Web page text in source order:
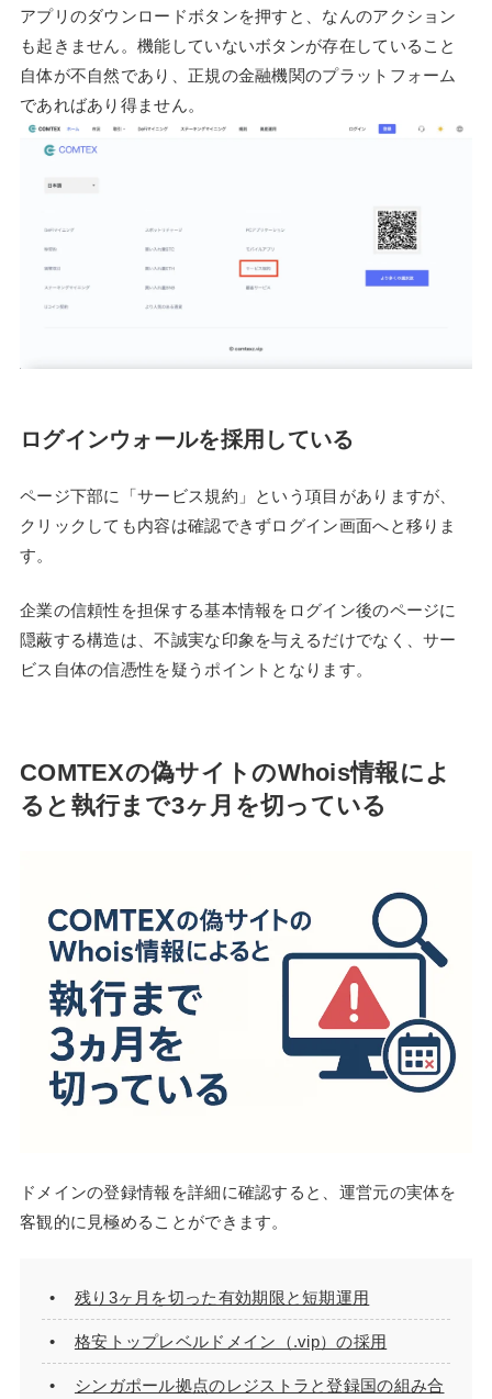
アプリのダウンロードボタンを押すと、なんのアクション
も起きません。機能していないボタンが存在していること
自体が不自然であり、正規の金融機関のプラットフォーム
であればあり得ません。
ログインウォールを採用している
ページ下部に「サービス規約」という項目がありますが、
クリックしても内容は確認できずログイン画面へと移りま
す。
企業の信頼性を担保する基本情報をログイン後のページに
隠蔽する構造は、不誠実な印象を与えるだけでなく、サー
ビス自体の信憑性を疑うポイントとなります。
COMTEXの偽サイトのWhois情報によ
ると執行まで3ヶ月を切っている
ドメインの登録情報を詳細に確認すると、運営元の実体を
客観的に見極めることができます。
残り3ヶ月を切った有効期限と短期運用
格安トップレベルドメイン（.vip）の採用
シンガポール拠点のレジストラと登録国の組み合